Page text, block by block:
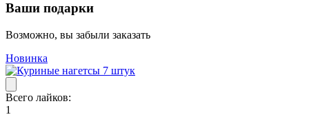
Ваши подарки
Возможно, вы забыли заказать
Новинка
Всего лайков:
1